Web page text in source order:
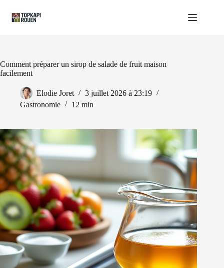
contenu
Comment préparer un sirop de salade de fruit maison
facilement
Elodie Joret
3 juillet 2026 à 23:19
Gastronomie
12 min